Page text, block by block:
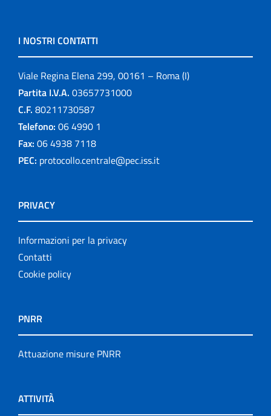
I NOSTRI CONTATTI
Viale Regina Elena 299, 00161 – Roma (I)
Partita I.V.A. 03657731000
C.F. 80211730587
Telefono: 06 4990 1
Fax: 06 4938 7118
PEC: protocollo.centrale@pec.iss.it
PRIVACY
Informazioni per la privacy
Contatti
Cookie policy
PNRR
Attuazione misure PNRR
ATTIVITÀ